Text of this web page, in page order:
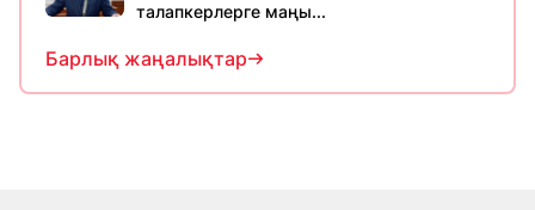
талапкерлерге маңы...
Барлық жаңалықтар